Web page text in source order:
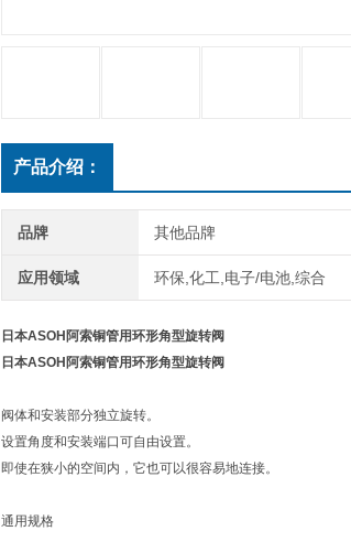
产品介绍：
品牌 其他品牌
应用领域 环保,化工,电子/电池,综合
日本ASOH阿索铜管用环形角型旋转阀
日本ASOH阿索铜管用环形角型旋转阀
阀体和安装部分独立旋转。
设置角度和安装端口可自由设置。
即使在狭小的空间内，它也可以很容易地连接。
通用规格